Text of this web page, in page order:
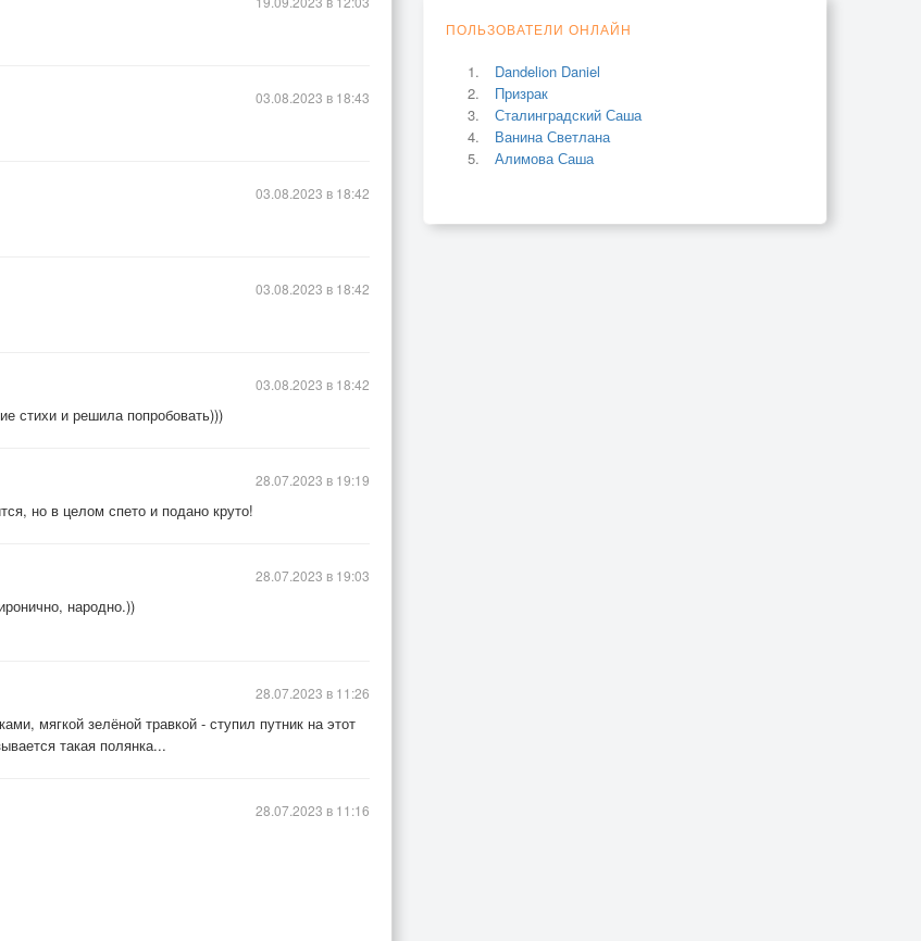
03.08.2023 в 18:43
03.08.2023 в 18:42
03.08.2023 в 18:42
стихи и решила попробовать)))
03.08.2023 в 18:42
но в целом спето и подано круто!
28.07.2023 в 19:19
народно.))
28.07.2023 в 19:03
мягкой зелёной травкой - ступил путник на этот
такая полянка...
28.07.2023 в 11:26
28.07.2023 в 11:16
ПОЛЬЗОВАТЕЛИ ОНЛАЙН
Dandelion Daniel
Призрак
Сталинградский Саша
Ванина Светлана
Алимова Саша